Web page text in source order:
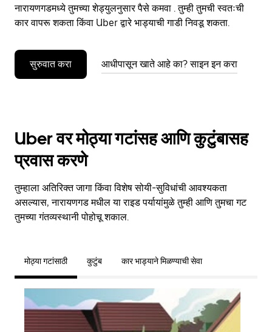
नारायणगडमध्ये तुमच्या शेड्युलनुसार पैसे कमवा . तुम्ही तुमची स्वतःची
कार वापरू शकता किंवा Uber द्वारे भाड्याची गाडी निवडू शकता.
सुरुवात करा आधीपासून खाते आहे का? साइन इन करा
Uber वर मोठ्या गटांसह आणि कुटुंबासह
प्रवास करणे
तुम्हाला अतिरिक्त जागा किंवा विशेष सोयी-सुविधांची आवश्यकता
असल्यास, नारायणगड मधील या राइड पर्यायांमुळे तुम्ही आणि तुमचा गट
तुमच्या गंतव्यस्थानी पोहोचू शकाल.
मोठ्या गटांसाठी कुटुंब कार भाड्याने मिळण्याची सेवा